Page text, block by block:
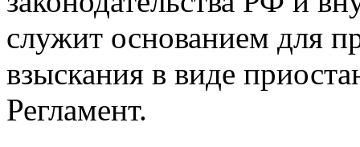
служит основанием для
взыскания в виде
Регламент.